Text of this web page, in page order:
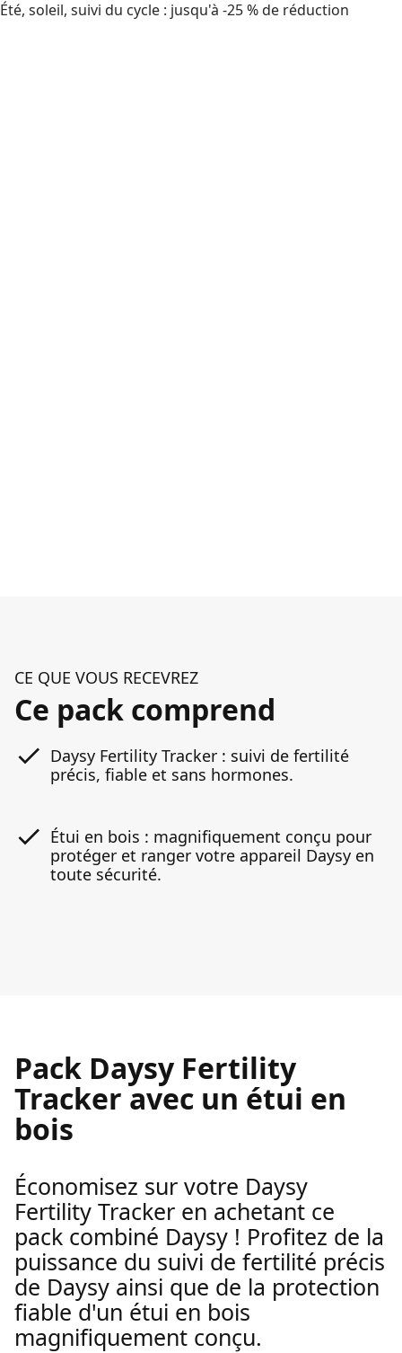
Été, soleil, suivi du cycle : jusqu'à -25 % de réduction
CE QUE VOUS RECEVREZ
Ce pack comprend
Daysy Fertility Tracker : suivi de fertilité
précis, fiable et sans hormones.
Étui en bois : magnifiquement conçu pour
protéger et ranger votre appareil Daysy en
toute sécurité.
Pack Daysy Fertility
Tracker avec un étui en
bois
Économisez sur votre Daysy
Fertility Tracker en achetant ce
pack combiné Daysy ! Profitez de la
puissance du suivi de fertilité précis
de Daysy ainsi que de la protection
fiable d'un étui en bois
magnifiquement conçu.